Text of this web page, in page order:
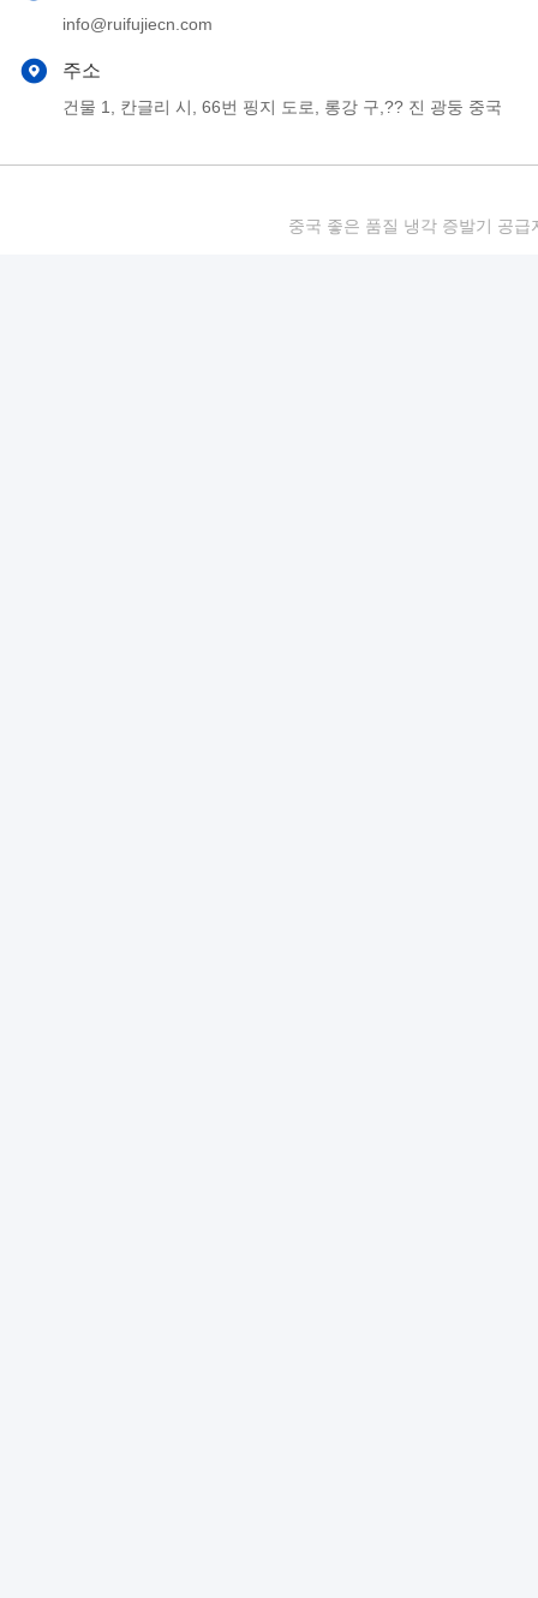
info@ruifujiecn.com
주소
건물 1, 칸글리 시, 66번 핑지 도로, 롱강 구,?? 진 광둥 중국
중국 좋은 품질 냉각 증발기 공